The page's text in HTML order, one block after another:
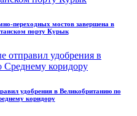
переходных мостов завершена в
порту Курык
удобрения в Великобританию по
коридору